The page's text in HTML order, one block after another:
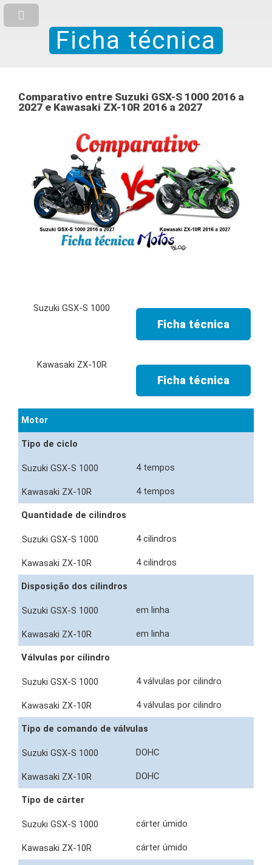
Ficha técnica
Comparativo entre Suzuki GSX-S 1000 2016 a
2027 e Kawasaki ZX-10R 2016 a 2027
Ficha técnica
Ficha técnica
Motor
Tipo de ciclo
4 tempos
4 tempos
Quantidade de cilindros
4 cilindros
4 cilindros
Disposição dos cilindros
em linha
em linha
Válvulas por cilindro
4 válvulas por cilindro
4 válvulas por cilindro
Tipo de comando de válvulas
DOHC
DOHC
Tipo de cárter
cárter úmido
cárter úmido